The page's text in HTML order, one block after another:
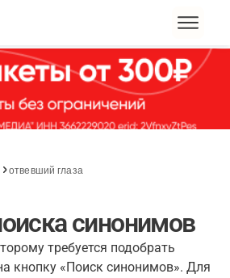
отвевший глаза
синонимов
требуется подобрать
кнопку «Поиск синонимов». Для